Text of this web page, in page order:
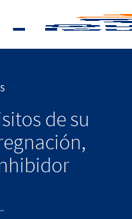
de su